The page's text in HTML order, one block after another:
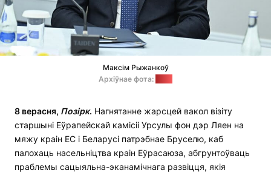
Максім Рыжанкоў
Архіўнае фота:
8 верасня, Позірк. Нагнятанне жарсцей вакол візіту
старшыні Еўрапейскай камісіі Урсулы фон дэр Ляен на
мяжу краін ЕС і Беларусі патрэбнае Бруселю, каб
палохаць насельніцтва краін Еўрасаюза, абгрунтоўваць
праблемы сацыяльна-эканамічнага развіцця, якія